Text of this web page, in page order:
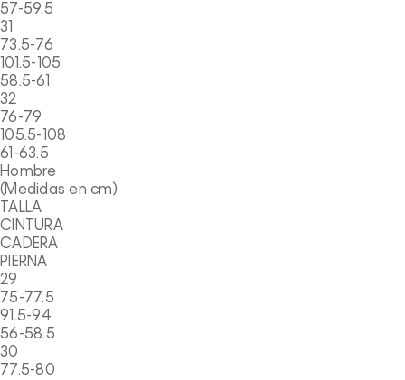
57-59.5
31
73.5-76
101.5-105
58.5-61
32
76-79
105.5-108
61-63.5
Hombre
(Medidas en cm)
TALLA
CINTURA
CADERA
PIERNA
29
75-77.5
91.5-94
56-58.5
30
77.5-80